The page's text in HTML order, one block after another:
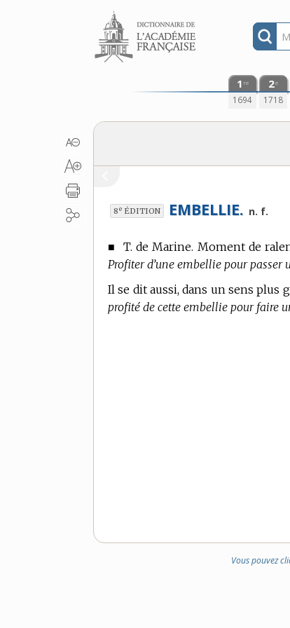
Aller au contenu
1 re
1694
2e
1718
8e ÉDITION EMBELLIE. n. f.
■ T. de Marine. Moment de
Profiter d’une embellie pour passer
Il se dit aussi, dans un sens plus
profité de cette embellie pour faire
Vous pouvez